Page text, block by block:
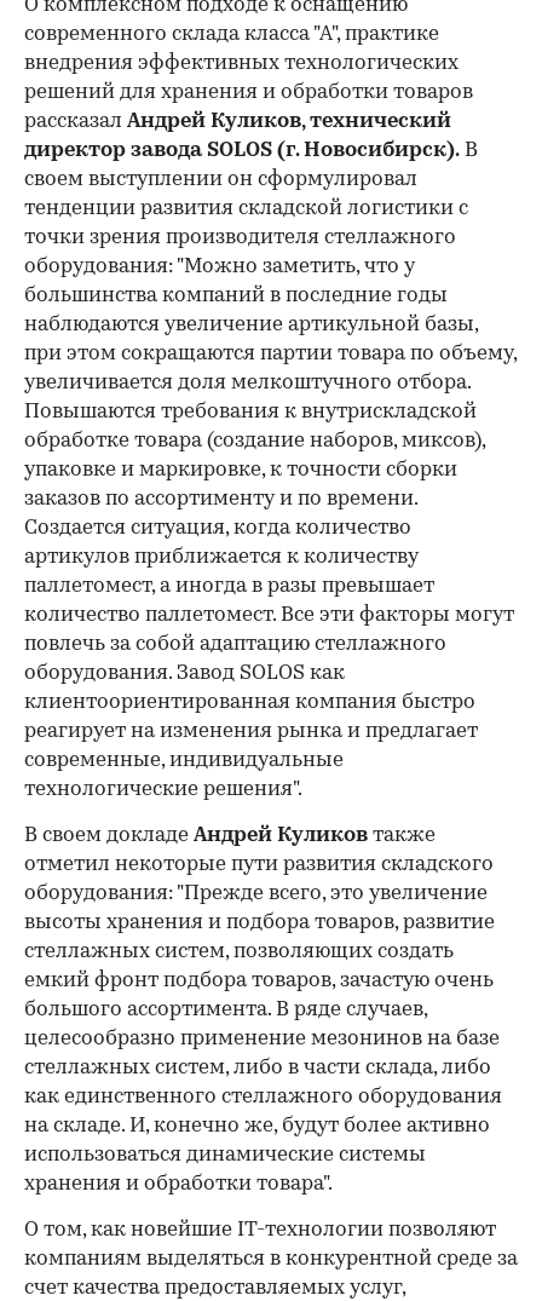
О комплексном подходе к оснащению
современного склада класса "А", практике
внедрения эффективных технологических
решений для хранения и обработки товаров
рассказал Андрей Куликов, технический
директор завода SOLOS (г. Новосибирск). В
своем выступлении он сформулировал
тенденции развития складской логистики с
точки зрения производителя стеллажного
оборудования: "Можно заметить, что у
большинства компаний в последние годы
наблюдаются увеличение артикульной базы,
при этом сокращаются партии товара по объему,
увеличивается доля мелкоштучного отбора.
Повышаются требования к внутрискладской
обработке товара (создание наборов, миксов),
упаковке и маркировке, к точности сборки
заказов по ассортименту и по времени.
Создается ситуация, когда количество
артикулов приближается к количеству
паллетомест, а иногда в разы превышает
количество паллетомест. Все эти факторы могут
повлечь за собой адаптацию стеллажного
оборудования. Завод SOLOS как
клиентоориентированная компания быстро
реагирует на изменения рынка и предлагает
современные, индивидуальные
технологические решения".
В своем докладе Андрей Куликов также
отметил некоторые пути развития складского
оборудования: "Прежде всего, это увеличение
высоты хранения и подбора товаров, развитие
стеллажных систем, позволяющих создать
емкий фронт подбора товаров, зачастую очень
большого ассортимента. В ряде случаев,
целесообразно применение мезонинов на базе
стеллажных систем, либо в части склада, либо
как единственного стеллажного оборудования
на складе. И, конечно же, будут более активно
использоваться динамические системы
хранения и обработки товара".
О том, как новейшие IT-технологии позволяют
компаниям выделяться в конкурентной среде за
счет качества предоставляемых услуг,